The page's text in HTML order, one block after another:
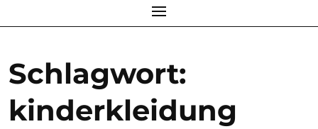
Schlagwort:
kinderkleidung